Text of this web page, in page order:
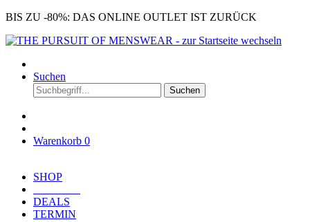
BIS ZU -80%: DAS ONLINE OUTLET IST ZURÜCK
Suchen
Suchen
Warenkorb 0
SHOP
DEALS
TERMIN